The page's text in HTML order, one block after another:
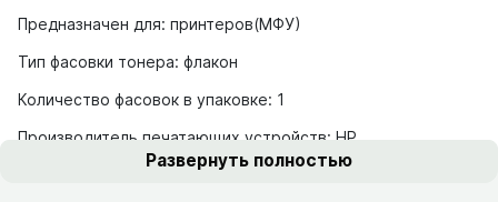
Предназначен для: принтеров(МФУ)
Тип фасовки тонера: флакон
Количество фасовок в упаковке: 1
Производитель печатающих устройств: HP
Развернуть полностью